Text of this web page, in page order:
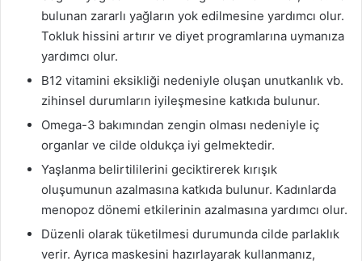
bulunan zararlı yağların yok edilmesine yardımcı olur.
Tokluk hissini artırır ve diyet programlarına uymanıza
yardımcı olur.
B12 vitamini eksikliği nedeniyle oluşan unutkanlık vb.
zihinsel durumların iyileşmesine katkıda bulunur.
Omega-3 bakımından zengin olması nedeniyle iç
organlar ve cilde oldukça iyi gelmektedir.
Yaşlanma belirtililerini geciktirerek kırışık
oluşumunun azalmasına katkıda bulunur. Kadınlarda
menopoz dönemi etkilerinin azalmasına yardımcı olur.
Düzenli olarak tüketilmesi durumunda cilde parlaklık
verir. Ayrıca maskesini hazırlayarak kullanmanız,